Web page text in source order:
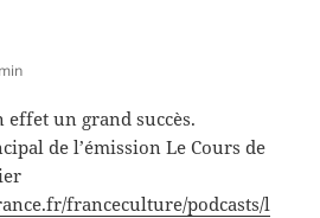
un grand succès.
de l’émission Le Cours de
franceculture/podcasts/l